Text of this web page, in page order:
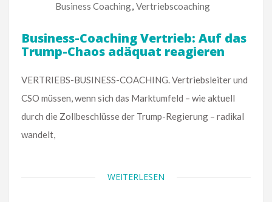
Business Coaching, Vertriebscoaching
Business-Coaching Vertrieb: Auf das
Trump-Chaos adäquat reagieren
VERTRIEBS-BUSINESS-COACHING. Vertriebsleiter und
CSO müssen, wenn sich das Marktumfeld – wie aktuell
durch die Zollbeschlüsse der Trump-Regierung – radikal
wandelt,
WEITERLESEN